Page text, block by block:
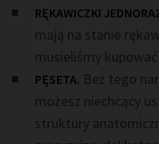
RĘKAWICZKI
mają na stanie
musieliśmy kupować
PĘSETA. Bez tego
możesz niechcący
struktury